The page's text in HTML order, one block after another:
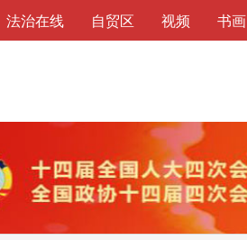
法治在线 自贸区 视频 书画